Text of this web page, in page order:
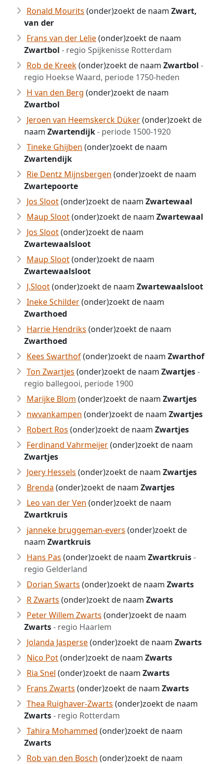
Ronald Mourits (onder)zoekt de naam Zwart,
van der
Frans van der Lelie(onder)zoekt de naam
Zwartbol - regio Spijkenisse Rotterdam
Rob de Kreek(onder)zoekt de naam Zwartbol -
regio Hoekse Waard, periode 1750-heden
H van den Berg (onder)zoekt de naam
Zwartbol
Jeroen van Heemskerck Düker(onder)zoekt de
naam Zwartendijk- periode 1500-1920
Tineke Ghijben (onder)zoekt de naam
Zwartendijk
Rie Dentz Mijnsbergen (onder)zoekt de naam
Zwartepoorte
Jos Sloot(onder)zoekt de naam Zwartewaal
Maup Sloot(onder)zoekt de naam Zwartewaal
Jos Sloot(onder)zoekt de naam
Zwartewaalsloot
Maup Sloot(onder)zoekt de naam
Zwartewaalsloot
J.Sloot(onder)zoekt de naam Zwartewaalsloot
Ineke Schilder(onder)zoekt de naam
Zwarthoed
Harrie Hendriks (onder)zoekt de naam
Zwarthoed
Kees Swarthof(onder)zoekt de naam Zwarthof
Ton Zwartjes (onder)zoekt de naam Zwartjes-
regio ballegooi, periode 1900
Marijke Blom (onder)zoekt de naam Zwartjes
nwvankampen (onder)zoekt de naam Zwartjes
Robert Ros (onder)zoekt de naam Zwartjes
Ferdinand Vahrmeijer(onder)zoekt de naam
Zwartjes
Joery Hessels (onder)zoekt de naam Zwartjes
Brenda (onder)zoekt de naam Zwartjes
Leo van der Ven (onder)zoekt de naam
Zwartkruis
janneke bruggeman-evers (onder)zoekt de
naam Zwartkruis
Hans Pas (onder)zoekt de naam Zwartkruis-
regio Gelderland
Dorian Swarts (onder)zoekt de naam Zwarts
R Zwarts (onder)zoekt de naam Zwarts
Peter Willem Zwarts (onder)zoekt de naam
Zwarts- regio Haarlem
Jolanda Jasperse(onder)zoekt de naam Zwarts
Nico Pot(onder)zoekt de naam Zwarts
Ria Snel (onder)zoekt de naam Zwarts
Frans Zwarts (onder)zoekt de naam Zwarts
Thea Ruighaver-Zwarts (onder)zoekt de naam
Zwarts- regio Rotterdam
Tahira Mohammed (onder)zoekt de naam
Zwarts
Rob van den Bosch (onder)zoekt de naam